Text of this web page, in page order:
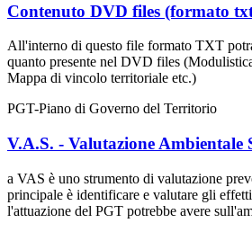
Contenuto DVD files (formato
All'interno di questo file formato TXT
quanto presente nel DVD files
Mappa di vincolo territoriale etc.)
PGT-Piano di Governo del Territorio
V.A.S. - Valutazione Ambientale
a VAS è uno strumento di valutazione
principale è identificare e valutare gli
l'attuazione del PGT potrebbe avere